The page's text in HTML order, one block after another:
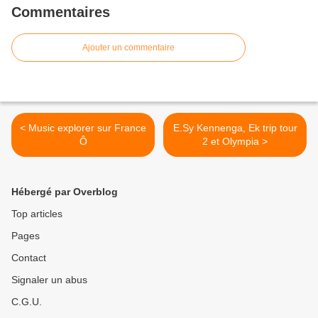
Commentaires
Ajouter un commentaire
< Music explorer sur France
Ô
E.Sy Kennenga, Ek trip tour
2 et Olympia >
Hébergé par Overblog
Top articles
Pages
Contact
Signaler un abus
C.G.U.